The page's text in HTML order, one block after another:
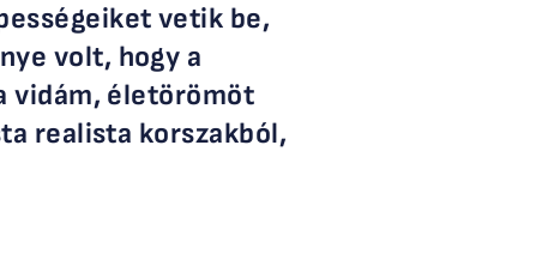
vetik be,
volt, hogy a
vidám, életörömöt
realista korszakból,